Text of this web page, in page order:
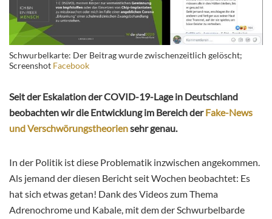
Schwurbelkarte: Der Beitrag wurde zwischenzeitlich gelöscht;
Screenshot Facebook
Seit der Eskalation der COVID-19-Lage in Deutschland
beobachten wir die Entwicklung im Bereich derFake-News
und Verschwörungstheoriensehr genau.
In der Politik ist diese Problematik inzwischen angekommen.
Als jemand der diesen Bericht seit Wochen beobachtet: Es
hat sich etwas getan! Dank des Videos zum Thema
Adrenochrome und Kabale, mit dem der Schwurbelbarde